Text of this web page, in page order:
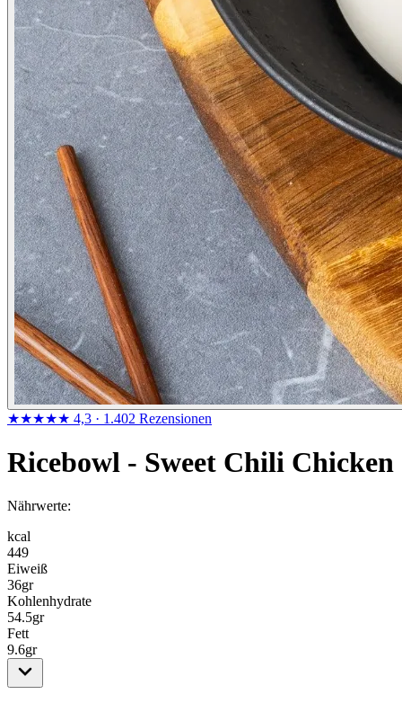
★★★★★ 4,3 · 1.402 Rezensionen
Ricebowl - Sweet Chili Chicken
Nährwerte:
kcal
449
Eiweiß
36gr
Kohlenhydrate
54.5gr
Fett
9.6gr